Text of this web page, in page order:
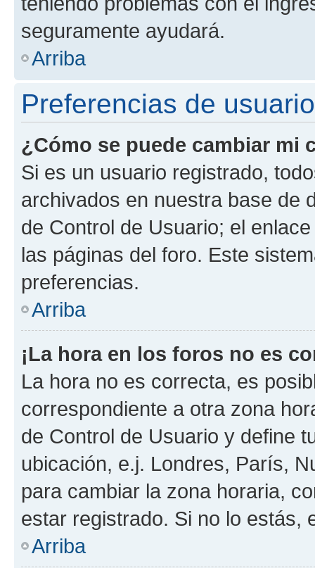
seguramente ayudará.
Arriba
Preferencias de
¿Cómo se puede cambiar mi
Si es un usuario registrado,
archivados en nuestra base de
de Control de Usuario; el
las páginas del foro. Este
preferencias.
Arriba
¡La hora en los foros no es
La hora no es correcta, es
correspondiente a otra zona
de Control de Usuario y define
ubicación, e.j. Londres, París,
para cambiar la zona horaria,
estar registrado. Si no lo estás,
Arriba